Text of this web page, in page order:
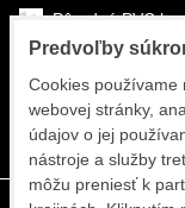
Pôrodné PVC
Športové
Predvoľby
Cookies používame
webovej stránky,
údajov o jej
nástroje a služby
môžu preniesť k